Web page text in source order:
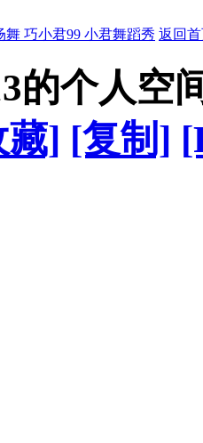
舞 巧小君99 小君舞蹈秀 返回
的个人空
藏] [复制]